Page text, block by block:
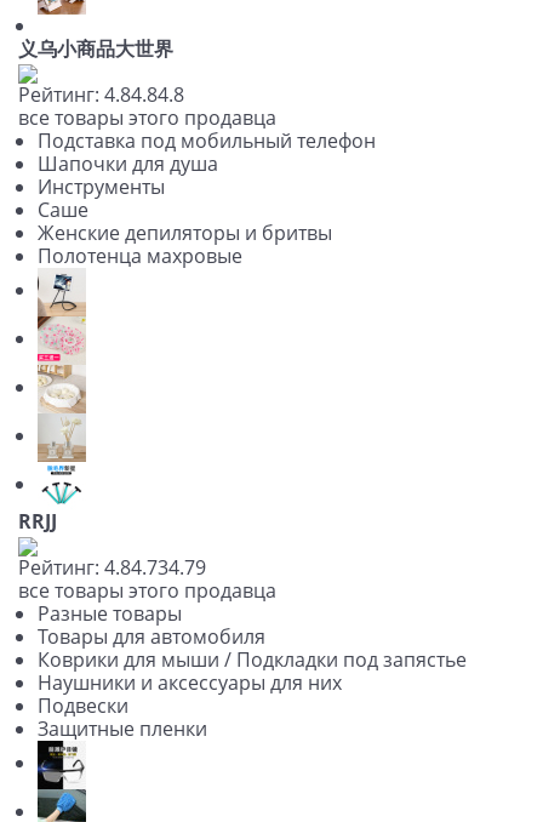
义乌小商品大世界
Рейтинг: 4.84.84.8
все товары этого продавца
Подставка под мобильный телефон
Шапочки для душа
Инструменты
Саше
Женские депиляторы и бритвы
Полотенца махровые
RRJJ
Рейтинг: 4.84.734.79
все товары этого продавца
Разные товары
Товары для автомобиля
Коврики для мыши / Подкладки под запястье
Наушники и аксессуары для них
Подвески
Защитные пленки